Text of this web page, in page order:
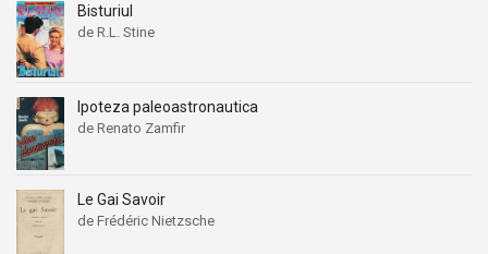
Bisturiul
de R.L. Stine
Ipoteza paleoastronautica
de Renato Zamfir
Le Gai Savoir
de Frédéric Nietzsche